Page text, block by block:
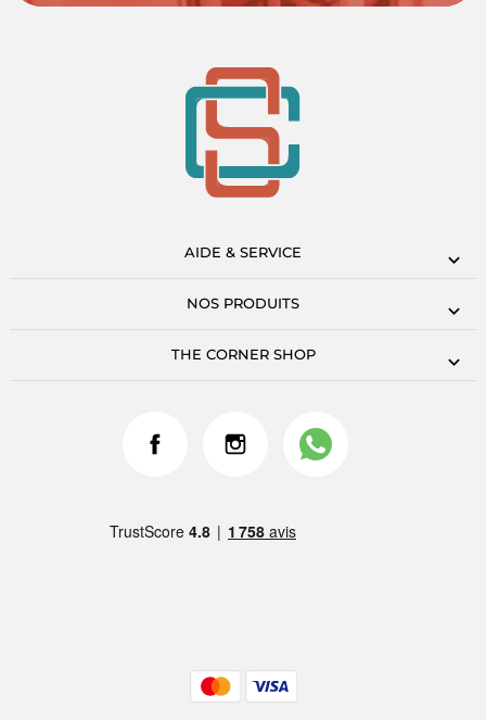
AIDE & SERVICE
NOS PRODUITS
THE CORNER SHOP